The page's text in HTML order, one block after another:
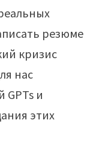
резюме
кризис
нас
GPTs и
этих